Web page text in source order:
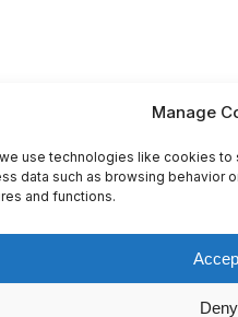
Manage
use technologies like cookies
data such as browsing behavior
and functions.
Deny